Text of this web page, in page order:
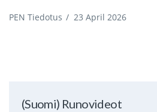
PEN Tiedotus / 23 April 2026
(Suomi) Runovideot